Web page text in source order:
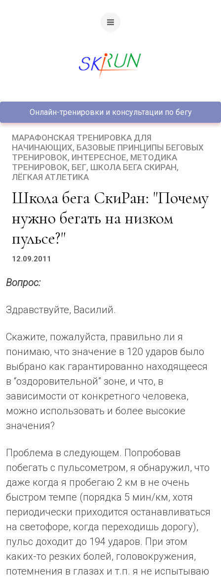
Онлайн-тренировки и консультации по бегу
МАРАФОНСКАЯ ТРЕНИРОВКА ДЛЯ
НАЧИНАЮЩИХ БАЗОВЫЕ ПРИНЦИПЫ БЕГОВЫХ
ТРЕНИРОВОК ИНТЕРЕСНОЕ МЕТОДИКА
ТРЕНИРОВОК БЕГ ШКОЛА БЕГА СКИРАН
ЛЁГКАЯ АТЛЕТИКА
Школа бега СкиРан: "Почему
нужно бегать на низком
пульсе?"
12.09.2011
Вопрос:
Здравствуйте, Василий.
Скажите, пожалуйста, правильно ли я
понимаю, что значение в 120 ударов было
выбрано как гарантированно находящееся
в “оздоровительной” зоне, и что, в
зависимости от конкретного человека,
можно использовать и более высокие
значения?
Проблема в следующем. Попробовав
побегать с пульсометром, я обнаружил, что
даже когда я пробегаю 2 км в не очень
быстром темпе (порядка 5 мин/км, хотя
периодически приходится останавливаться
на светофоре, когда переходишь дорогу),
пульс доходит до 194 ударов. При этом
каких-то резких болей, головокружения,
потемнения в глазах и т.п. я не испытываю